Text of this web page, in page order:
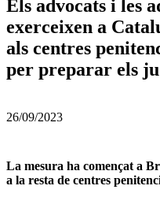
Els advocats i les
exerceixen a
als centres
per preparar els
26/09/2023
La mesura ha començat a
a la resta de centres